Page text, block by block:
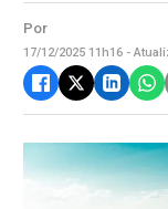
Por
17/12/2025 11h16 -